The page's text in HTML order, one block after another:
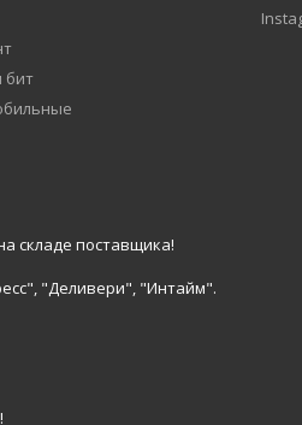
бит
складе поставщика!
"Деливери", "Интайм".